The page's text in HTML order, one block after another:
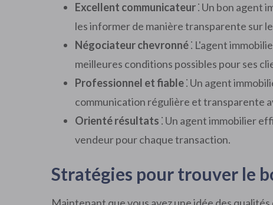
Excellent communicateur⁚ Un bon agent
les informer de manière transparente sur
Négociateur chevronné⁚ L'agent
meilleures conditions possibles pour ses
Professionnel et fiable⁚ Un agent
communication régulière et transparente
Orienté résultats ⁚ Un agent immobilier
vendeur pour chaque transaction.
Stratégies pour trouver le